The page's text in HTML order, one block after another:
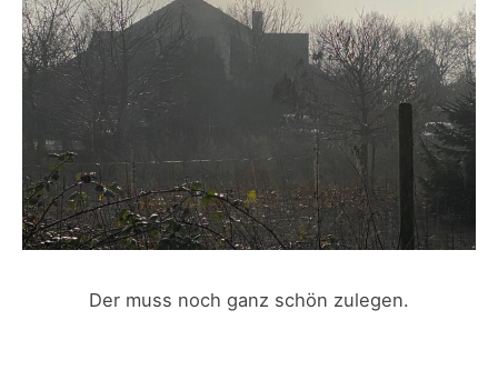
Der muss noch ganz schön zulegen.